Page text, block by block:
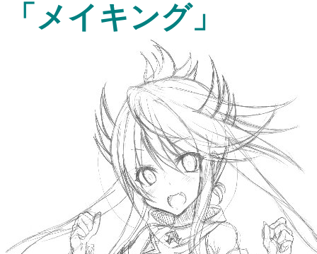
「メイキング」